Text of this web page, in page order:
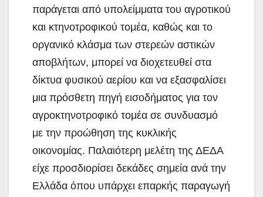
παράγεται από υπολείμματα του αγροτικού
και κτηνοτροφικού τομέα, καθώς και το
οργανικό κλάσμα των στερεών αστικών
αποβλήτων, μπορεί να διοχετευθεί στα
δίκτυα φυσικού αερίου και να εξασφαλίσει
μια πρόσθετη πηγή εισοδήματος για τον
αγροκτηνοτροφικό τομέα σε συνδυασμό
με την προώθηση της κυκλικής
οικονομίας. Παλαιότερη μελέτη της ΔΕΔΑ
είχε προσδιορίσει δεκάδες σημεία ανά την
Ελλάδα όπου υπάρχει επαρκής παραγωγή